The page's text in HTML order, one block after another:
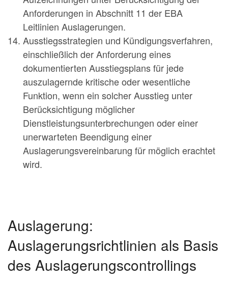
Anforderungen in Abschnitt 11 der EBA
Leitlinien Auslagerungen.
Ausstiegsstrategien und Kündigungsverfahren,
einschließlich der Anforderung eines
dokumentierten Ausstiegsplans für jede
auszulagernde kritische oder wesentliche
Funktion, wenn ein solcher Ausstieg unter
Berücksichtigung möglicher
Dienstleistungsunterbrechungen oder einer
unerwarteten Beendigung einer
Auslagerungsvereinbarung für möglich erachtet
wird.
Auslagerung:
Auslagerungsrichtlinien als Basis
des Auslagerungscontrollings